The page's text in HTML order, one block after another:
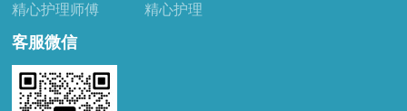
精心护理师傅 精心护理
客服微信